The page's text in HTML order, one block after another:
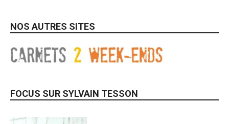
NOS AUTRES SITES
FOCUS SUR SYLVAIN TESSON